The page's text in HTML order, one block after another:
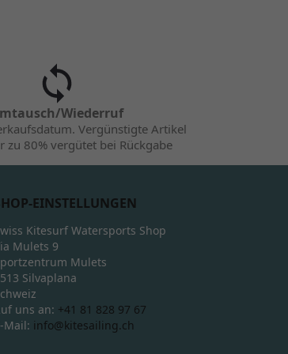
Wiederruf
Vergünstigte Artikel
zu 80% vergütet bei Rückgabe
EINSTELLUNGEN
Kitesurf Watersports Shop
Mulets 9
Mulets
Silvaplana
uns an: +41 81 828 97 67
Mail: info@kitesailing.ch